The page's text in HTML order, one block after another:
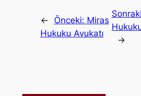
← Önceki: Miras
Hukuku Avukatı
→